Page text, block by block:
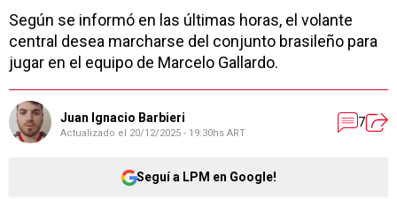
Según se informó en las últimas horas, el volante
central desea marcharse del conjunto brasileño para
jugar en el equipo de Marcelo Gallardo.
Juan Ignacio Barbieri
Actualizado el 20/12/2025 - 19:30hs ART
7
Seguí a LPM en Google!